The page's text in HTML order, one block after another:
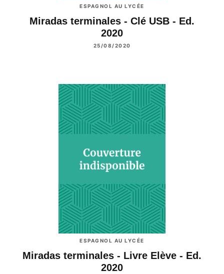
ESPAGNOL AU LYCÉE
Miradas terminales - Clé USB - Ed.
2020
25/08/2020
ESPAGNOL AU LYCÉE
Miradas terminales - Livre Elève - Ed.
2020